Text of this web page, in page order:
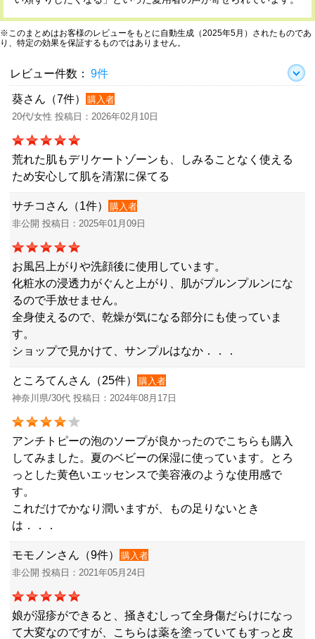
※このまとめはお客様のレビューをもとに自動生成（2025年5月）されたものであ
り、特定の効果を保証するものではありません。
レビュー件数： 9件
葵さん（7件）
購入者
20代/女性 投稿日：2026年02月10日
荒れた肌もデリケートゾーンも、しみることなく使える
ため安心して肌を清潔に保てる
サチコさん（1件）
購入者
非公開 投稿日：2025年01月09日
お風呂上がりや洗顔後に使用しています。
化粧水の浸透力がぐんと上がり、肌がプルンプルンにな
るので手放せません。
全身使えるので、乾燥が気になる部分にも使っていま
す。
ショップで見かけて、サンプルはなか．．．
ところてんさん（25件）
購入者
神奈川県/30代 投稿日：2024年08月17日
アンチトピーの泡のソープが良かったのでこちらも購入
してみました。夏のベビーの保湿に使っています。とろ
っとした黄色いエッセンスで美容液のような使用感で
す。
これだけでかなり潤いますが、もの足りないとき
は．．．
モモノンさん（9件）
購入者
非公開 投稿日：2021年05月24日
娘が湿疹ができると、掻きむしって全身傷だらけになっ
て大変なのですが、こちらは薬を塗っていてもすっと皮